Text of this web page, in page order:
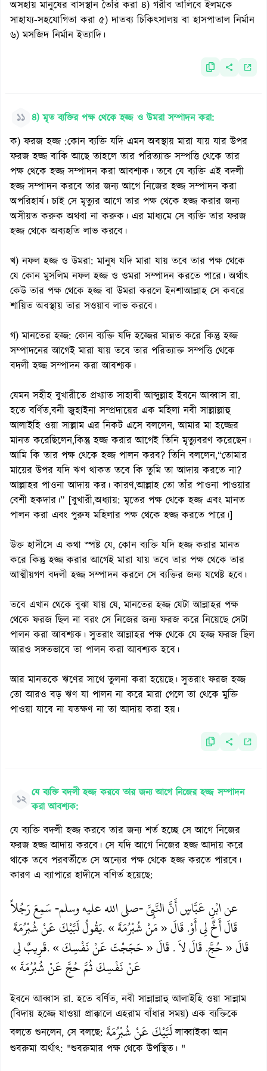
অসহায় মানুষের বাসস্থান তৈরি করা ৪) গরীব তালিবে ইলমকে
সাহায্য-সহযোগিতা করা ৫) দাতব্য চিকিৎসালয় বা হাসপাতাল নির্মান
৬) মসজিদ নির্মান ইত্যাদি।
১১ ৪) মৃত ব্যক্তির পক্ষ থেকে হজ্জ ও উমরা সম্পাদন করা:
ক) ফরজ হজ্জ :কোন ব্যক্তি যদি এমন অবস্থায় মারা যায় যার উপর
ফরজ হজ্জ বাকি আছে তাহলে তার পরিত্যাক্ত সম্পত্তি থেকে তার
পক্ষ থেকে হজ্জ সম্পাদন করা আবশ্যক। তবে যে ব্যক্তি এই বদলী
হজ্জ সম্পাদন করবে তার জন্য আগে নিজের হজ্জ সম্পাদন করা
অপরিহার্য। চাই সে মৃত্যুর আগে তার পক্ষ থেকে হজ্জ করার জন্য
অসীয়ত করুক অথবা না করুক। এর মাধ্যমে সে ব্যক্তি তার ফরজ
হজ্জ থেকে অব্যহতি লাভ করবে।
খ) নফল হজ্জ ও উমরা: মানুষ যদি মারা যায় তবে তার পক্ষ থেকে
যে কোন মুসলিম নফল হজ্জ ও ওমরা সম্পাদন করতে পারে। অর্থাৎ
কেউ তার পক্ষ থেকে হজ্জ বা উমরা করলে ইনশাআল্লাহ সে কবরে
শায়িত অবস্থায় তার সওয়াব লাভ করবে।
গ) মানতের হজ্জ: কোন ব্যক্তি যদি হজ্জের মান্নত করে কিন্তু হজ্জ
সম্পাদনের আগেই মারা যায় তবে তার পরিত্যাক্ত সম্পত্তি থেকে
বদলী হজ্জ সম্পাদন করা আবশ্যক।
যেমন সহীহ বুখারীতে প্রখ্যাত সাহাবী আব্দুল্লাহ ইবনে আব্বাস রা.
হতে বর্ণিত,বনী জুহাইনা সম্প্রদায়ের এক মহিলা নবী সাল্লাল্লাহু
আলাইহি ওয়া সাল্লাম এর নিকট এসে বললেন, আমার মা হজ্জের
মানত করেছিলেন,কিন্তু হজ্জ করার আগেই তিনি মৃত্যুবরণ করেছেন।
আমি কি তার পক্ষ থেকে হজ্জ পালন করব? তিনি বললেন,“তোমার
মায়ের উপর যদি ঋণ থাকত তবে কি তুমি তা আদায় করতে না?
আল্লাহর পাওনা আদায় কর। কারণ,আল্লাহ তো তাঁর পাওনা পাওয়ার
বেশী হকদার।” [বুখারী,অধ্যায়: মৃতের পক্ষ থেকে হজ্জ এবং মানত
পালন করা এবং পুরুষ মহিলার পক্ষ থেকে হজ্জ করতে পারে।]
উক্ত হাদীসে এ কথা স্পষ্ট যে, কোন ব্যক্তি যদি হজ্জ করার মানত
করে কিন্তু হজ্জ করার আগেই মারা যায় তবে তার পক্ষ থেকে তার
আত্মীয়গণ বদলী হজ্জ সম্পাদন করলে সে ব্যক্তির জন্য যথেষ্ট হবে।
তবে এখান থেকে বুঝা যায় যে, মানতের হজ্জ যেটা আল্লাহর পক্ষ
থেকে ফরজ ছিল না বরং সে নিজের জন্য ফরজ করে নিয়েছে সেটা
পালন করা আবশ্যক। সুতরাং আল্লাহর পক্ষ থেকে যে হজ্জ ফরজ ছিল
আরও সঙ্গতভাবে তা পালন করা আবশ্যক হবে।
আর মানতকে ঋণের সাথে তুলনা করা হয়েছে। সুতরাং ফরজ হজ্জ
তো আরও বড় ঋণ যা পালন না করে মারা গেলে তা থেকে মুক্তি
পাওয়া যাবে না যতক্ষণ না তা আদায় করা হয়।
১২
যে ব্যক্তি বদলী হজ্জ করবে তার জন্য আগে নিজের হজ্জ সম্পাদন
করা আবশ্যক:
যে ব্যক্তি বদলী হজ্জ করবে তার জন্য শর্ত হচ্ছে সে আগে নিজের
ফরজ হজ্জ আদায় করবে। সে যদি আগে নিজের হজ্জ আদায় করে
থাকে তবে পরবর্তীতে সে অন্যের পক্ষ থেকে হজ্জ করতে পারবে।
কারণ এ ব্যাপারে হাদীসে বণির্ত হয়েছে:
عن ابْنِ عَبَّاسٍ أَنَّ النَّبِىَّ -صلى الله عليه وسلم- سَمِعَ رَجُلاً
يَقُولُ لَبَّيْكَ عَنْ شُبْرُمَةَ. قَالَ « مَنْ شُبْرُمَةَ » .قَالَ أَخٌ لِى أَوْ
قَرِيبٌ لِى. قَالَ « حَجَجْتَ عَنْ نَفْسِكَ » . قَالَ لاَ .قَالَ « حُجَّ
عَنْ نَفْسِكَ ثُمَّ حُجَّ عَنْ شُبْرُمَةَ »
ইবনে আব্বাস রা. হতে বর্ণিত, নবী সাল্লাল্লাহু আলাইহি ওয়া সাল্লাম
(বিদায় হজ্জে যাওয়া প্রাক্কালে এহরাম বাঁধার সময়) এক ব্যক্তিকে
বলতে শুনলেন, সে বলছে: لَبَّيْكَ عَنْ شُبْرُمَةَলাব্বাইকা আন
শুবরুমা অর্থাৎ: "শুবরুমার পক্ষ থেকে উপস্থিত। "